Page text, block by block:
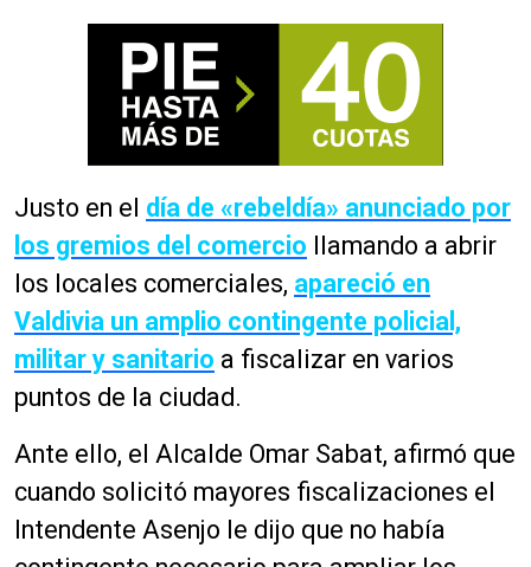
Justo en el día de «rebeldía» anunciado por
los gremios del comercio llamando a abrir
los locales comerciales, apareció en
Valdivia un amplio contingente policial,
militar y sanitario a fiscalizar en varios
puntos de la ciudad.
Ante ello, el Alcalde Omar Sabat, afirmó que
cuando solicitó mayores fiscalizaciones el
Intendente Asenjo le dijo que no había